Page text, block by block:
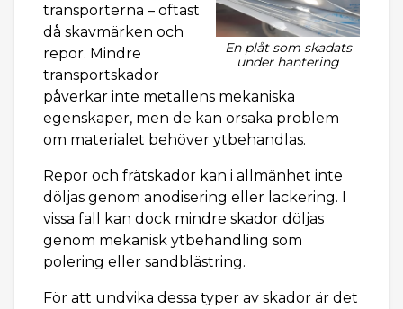
En plåt som skadats
under hantering
transporterna – oftast
då skavmärken och
repor. Mindre
transportskador
påverkar inte metallens mekaniska
egenskaper, men de kan orsaka problem
om materialet behöver ytbehandlas.
Repor och frätskador kan i allmänhet inte
döljas genom anodisering eller lackering. I
vissa fall kan dock mindre skador döljas
genom mekanisk ytbehandling som
polering eller sandblästring.
För att undvika dessa typer av skador är det